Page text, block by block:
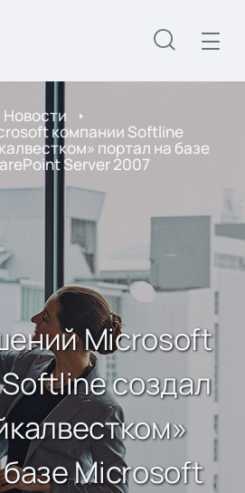
Новости
компании Softline
портал на базе
Server 2007
Microsoft
создал
Microsoft